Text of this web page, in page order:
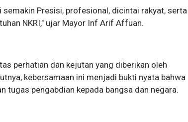
Presisi, profesional, dicintai rakyat, serta
NKRI," ujar Mayor Inf Arif Affuan.
perhatian dan kejutan yang diberikan oleh
kebersamaan ini menjadi bukti nyata bahwa
tugas pengabdian kepada bangsa dan negara.